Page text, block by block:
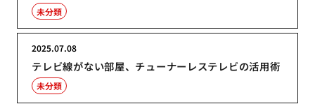
未分類
テレビ線がない部屋、チューナーレステレビの活用術
2025.07.08
未分類